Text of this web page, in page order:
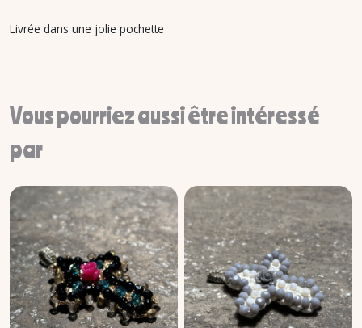
Livrée dans une jolie pochette
Vous pourriez aussi être intéressé
par